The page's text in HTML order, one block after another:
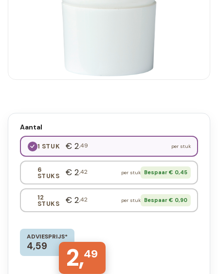
Aantal
1 STUK € 2,49 per stuk
6
STUKS € 2,42 per stuk Bespaar € 0,45
12
STUKS € 2,42 per stuk Bespaar € 0,90
ADVIESPRIJS*
4,59 2,49